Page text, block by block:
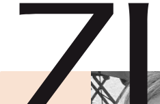
ZUM HAUPTINHALT DER
Zur Startseite navigieren
Suchbegiff